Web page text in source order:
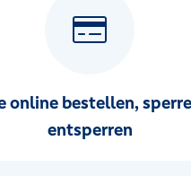
online bestellen,
entsperren